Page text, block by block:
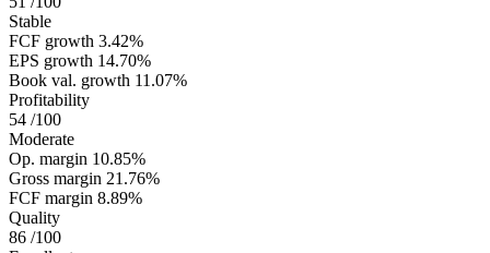
Stable
FCF growth 3.42%
EPS growth 14.70%
Book val. growth 11.07%
Profitability
54 /100
Moderate
Op. margin 10.85%
Gross margin 21.76%
FCF margin 8.89%
Quality
86 /100